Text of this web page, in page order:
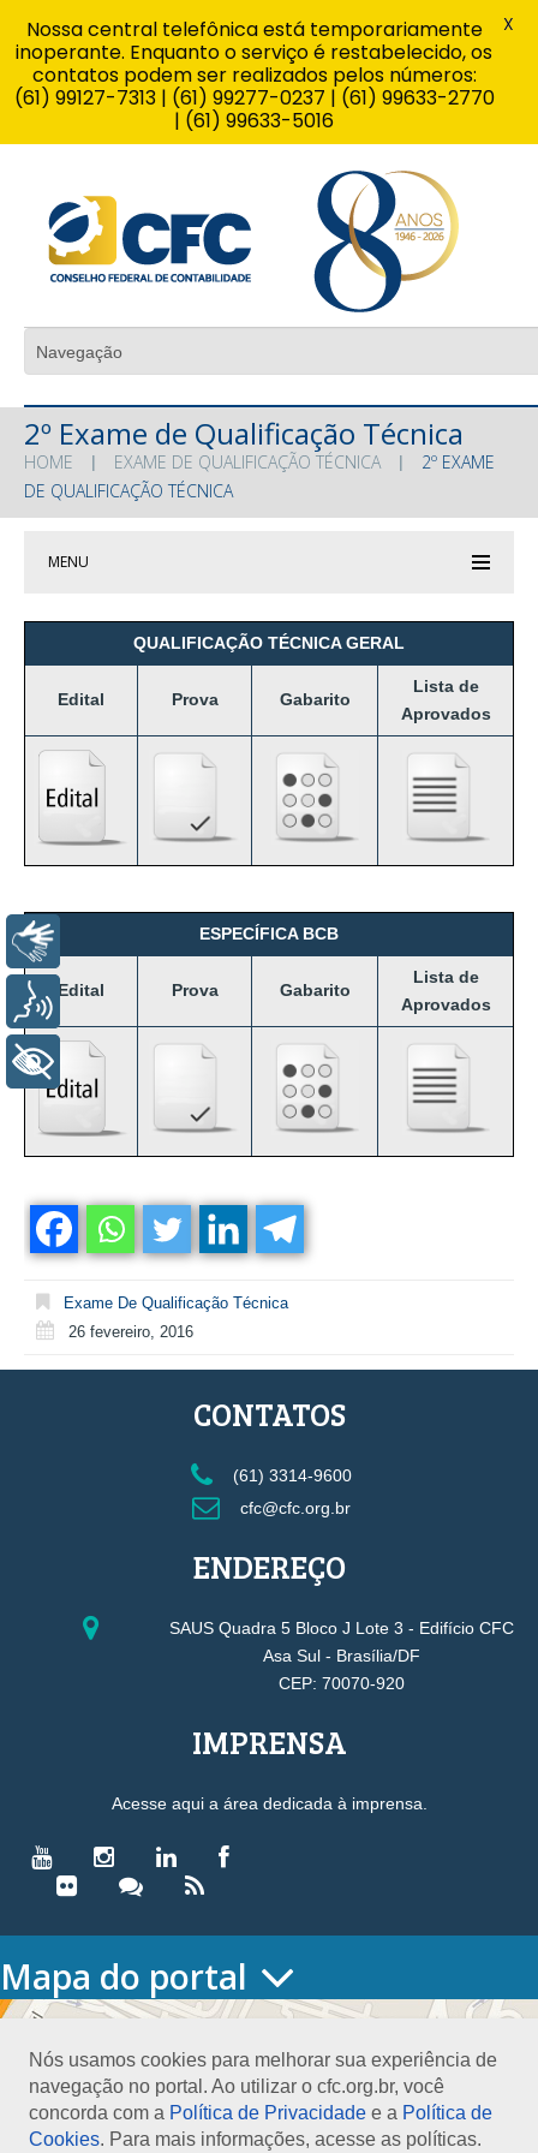
2º Exame de Qualificação Técnica
HOME EXAME DE QUALIFICAÇÃO TÉCNICA
2º EXAME
DE QUALIFICAÇÃO TÉCNICA
MENU
QUALIFICAÇÃO TÉCNICA GERAL
Edital Prova Gabarito
Lista de
Aprovados
ESPECÍFICA BCB
Edital Prova Gabarito
Lista de
Aprovados
Exame De Qualificação Técnica
26 fevereiro, 2016
Nós usamos cookies para melhorar sua experiência de
navegação no portal. Ao utilizar o cfc.org.br, você
concorda com a Política de Privacidade e a Política de
Cookies. Para mais informações, acesse as políticas.
CONTATOS
(61) 3314-9600
cfc@cfc.org.br
ENDEREÇO
SAUS Quadra 5 Bloco J Lote 3 - Edifício CFC
Asa Sul - Brasília/DF
CEP: 70070-920
IMPRENSA
Acesse aqui a área dedicada à imprensa.
Mapa do portal
HOME
Conselho Diretor
Nossa Sede
Planejamento
Organograma
Nossa central telefônica está temporariamente
inoperante. Enquanto o serviço é restabelecido, os
contatos podem ser realizados pelos números:
(61) 99127-7313 | (61) 99277-0237 | (61) 99633-2770
| (61) 99633-5016
X
Voz
+ Acessibilidade